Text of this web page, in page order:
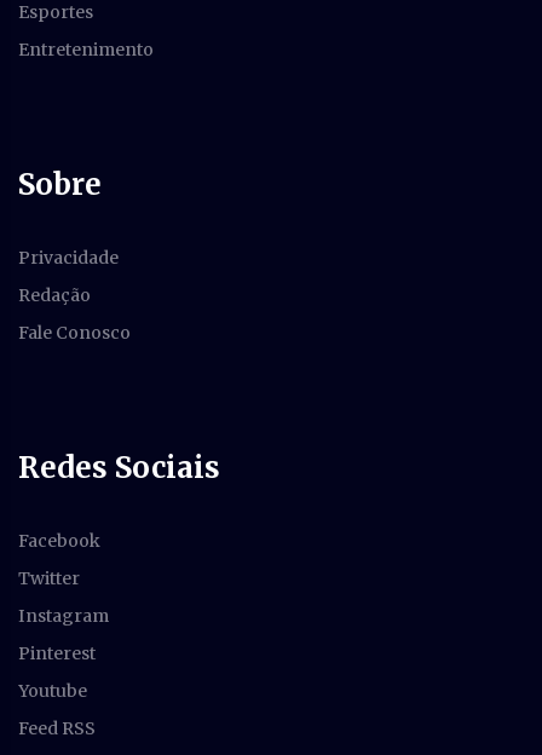
Esportes
Entretenimento
Sobre
Privacidade
Redação
Fale Conosco
Redes Sociais
Facebook
Twitter
Instagram
Pinterest
Youtube
Feed RSS